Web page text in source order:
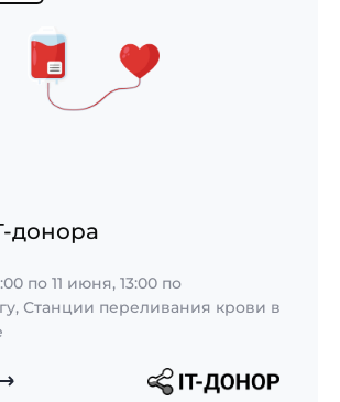
донора
по 11 июня, 13:00 по
Станции переливания крови в